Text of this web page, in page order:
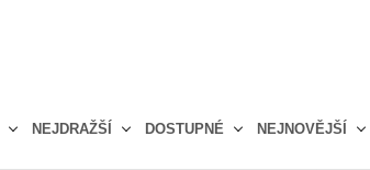
NEJDRAŽŠÍ DOSTUPNÉ NEJNOVĚJŠÍ